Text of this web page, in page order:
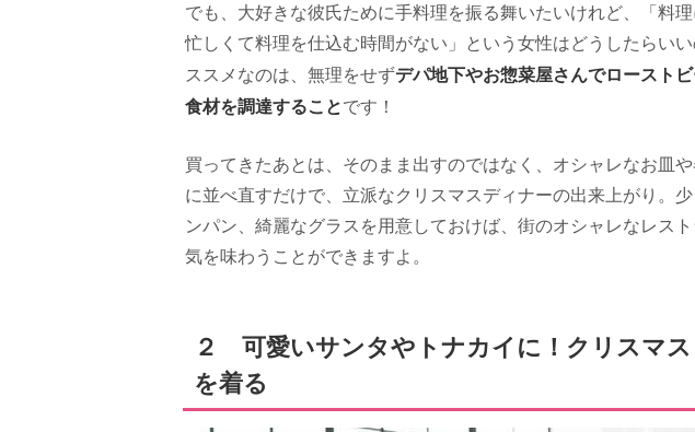
でも、大好きな彼氏ために手料理を振る舞いたいけれど、「料
忙しくて料理を仕込む時間がない」という女性はどうしたらい
ススメなのは、無理をせずデパ地下やお惣菜屋さんでロースト
食材を調達することです！
買ってきたあとは、そのまま出すのではなく、オシャレなお皿
に並べ直すだけで、立派なクリスマスディナーの出来上がり。
ンパン、綺麗なグラスを用意しておけば、街のオシャレなレス
気を味わうことができますよ。
２ 可愛いサンタやトナカイに！クリスマ
を着る